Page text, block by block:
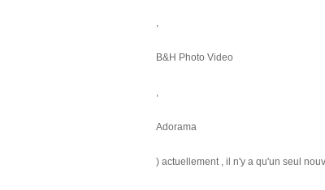
,
B&H Photo Video
,
Adorama
) actuellement , il n'y a qu'un seul